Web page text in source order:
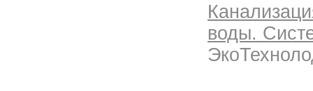
воды.